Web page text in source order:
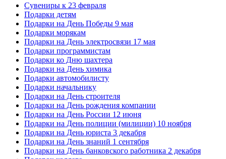
Сувениры к 23 февраля
Подарки детям
Подарки на День Победы 9 мая
Подарки морякам
Подарки на День электросвязи 17 мая
Подарки программистам
Подарки ко Дню шахтера
Подарки на День химика
Подарки автомобилисту
Подарки начальнику
Подарки на День строителя
Подарки на День рождения компании
Подарки на День России 12 июня
Подарки на День полиции (милиции) 10 ноября
Подарки на День юриста 3 декабря
Подарки на День знаний 1 сентября
Подарки на День банковского работника 2 декабря